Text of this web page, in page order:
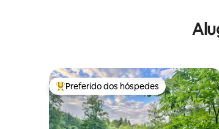
Entre os melhores preferidos dos
Preferido dos hóspedes